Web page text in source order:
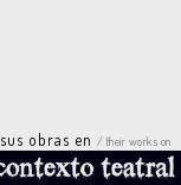
sus obras en / their works on